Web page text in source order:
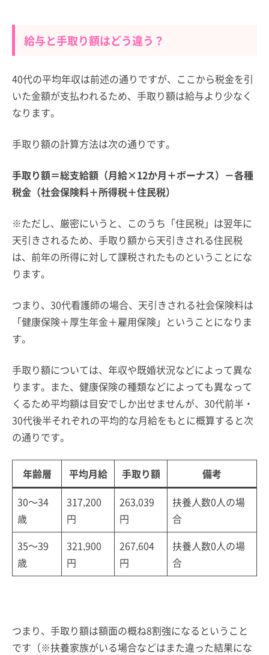
給与と手取り額はどう違う？
40代の平均年収は前述の通りですが、ここから税金を引
いた金額が支払われるため、手取り額は給与より少なく
なります。
手取り額の計算方法は次の通りです。
手取り額＝総支給額（月給×12か月＋ボーナス）－各種
税金（社会保険料＋所得税＋住民税）
※ただし、厳密にいうと、このうち「住民税」は翌年に
天引きされるため、手取り額から天引きされる住民税
は、前年の所得に対して課税されたものということにな
ります。
つまり、30代看護師の場合、天引きされる社会保険料は
「健康保険＋厚生年金＋雇用保険」ということになりま
す。
手取り額については、年収や既婚状況などによって異な
ります。また、健康保険の種類などによっても異なって
くるため平均額は目安でしか出せませんが、30代前半・
30代後半それぞれの平均的な月給をもとに概算すると次
の通りです。
年齢層 平均月給 手取り額
備考
30～34
歳
317,200
円
263,039
円
扶養人数0人の場
合
35～39
歳
321,900
円
267,604
円
扶養人数0人の場
合
つまり、手取り額は額面の概ね8割強になるということ
です（※扶養家族がいる場合などはまた違った結果にな